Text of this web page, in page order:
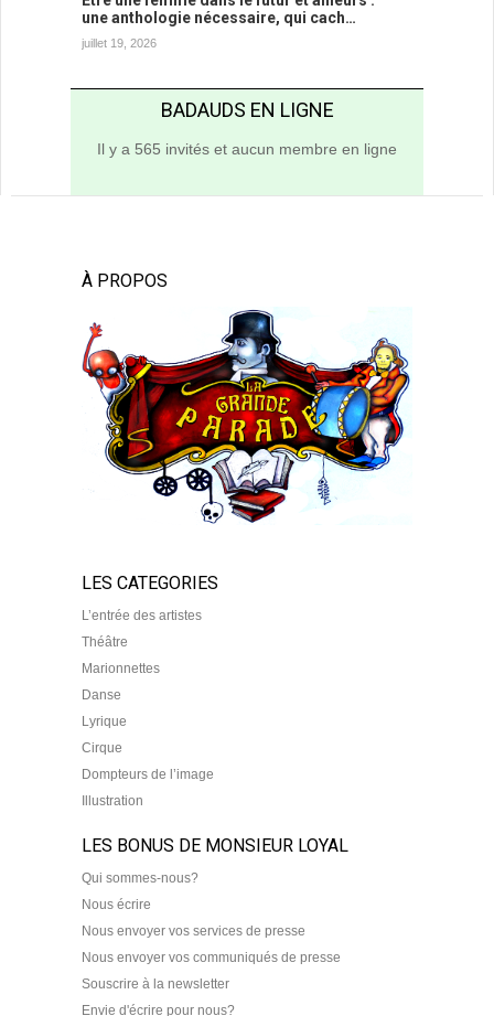
une anthologie nécessaire, qui cach…
juillet 19, 2026
BADAUDS EN LIGNE
Il y a 565 invités et aucun membre en ligne
À PROPOS
LES CATEGORIES
L’entrée des artistes
Théâtre
Marionnettes
Danse
Lyrique
Cirque
Dompteurs de l’image
Illustration
LES BONUS DE MONSIEUR LOYAL
Qui sommes-nous?
Nous écrire
Nous envoyer vos services de presse
Nous envoyer vos communiqués de presse
Souscrire à la newsletter
Envie d'écrire pour nous?